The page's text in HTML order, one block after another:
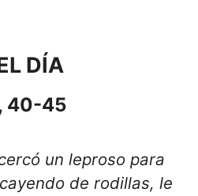
DÍA
40-45
un leproso para
de rodillas, le